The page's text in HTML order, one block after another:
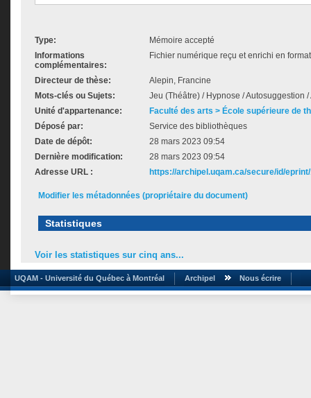
Type:
Mémoire accepté
Informations
complémentaires:
Fichier numérique reçu et enrichi en
Directeur de thèse:
Alepin, Francine
Mots-clés ou Sujets:
Jeu (Théâtre) / Hypnose / Autosuggestion /
Unité d'appartenance:
Faculté des arts > École supérieure de
Déposé par:
Service des bibliothèques
Date de dépôt:
28 mars 2023 09:54
Dernière modification:
28 mars 2023 09:54
Adresse URL :
https://archipel.uqam.ca/secure/id/
Modifier les métadonnées (propriétaire du document)
Statistiques
Voir les statistiques sur cinq ans...
UQAM - Université du Québec à Montréal Archipel Nous écrire